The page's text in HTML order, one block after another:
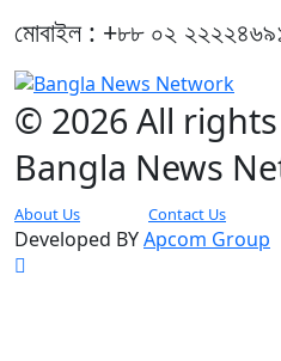
মোবাইল : +৮৮ ০২
© 2026 All
Bangla News
About Us Contact Us
Developed BYApcom Group